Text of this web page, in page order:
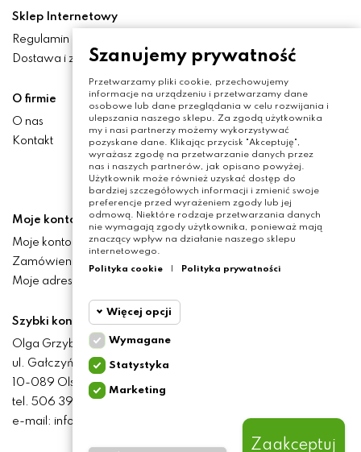
Sklep Internetowy
Regulamin
Dostawa i zwroty
O firmie
O nas
Kontakt
Moje konto
Moje konto
Zamówienia
Moje adresy
Szybki kontakt
Olga Grzyb STILO
ul. Gałczyńskiego 24
10-089 Olsztyn
tel. 506 393 457
e-mail: info@baliclicksoriginal.pl
Szanujemy prywatność
Przetwarzamy pliki cookie, przechowujemy
informacje na urządzeniu i przetwarzamy dane
osobowe lub dane przeglądania w celu rozwijania i
ulepszania naszego sklepu. Za zgodą użytkownika
my i nasi partnerzy możemy wykorzystywać
pozyskane dane. Klikając przycisk "Akceptuję",
wyrażasz zgodę na przetwarzanie danych przez
nas i naszych partnerów, jak opisano powyżej.
Użytkownik może również uzyskać dostęp do
bardziej szczegółowych informacji i zmienić swoje
preferencje przed wyrażeniem zgody lub jej
odmową. Niektóre rodzaje przetwarzania danych
nie wymagają zgody użytkownika, ponieważ mają
znaczący wpływ na działanie naszego sklepu
internetowego.
Polityka cookie
Polityka prywatności
Więcej opcji
Wymagane
cookie wymagane do
przeglądania witryny i
Cookie
Wymagane
Statystyka
Marketing
Zaakceptuj